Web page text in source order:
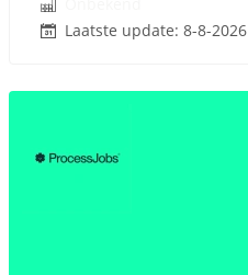
Laatste update: 8-8-2026